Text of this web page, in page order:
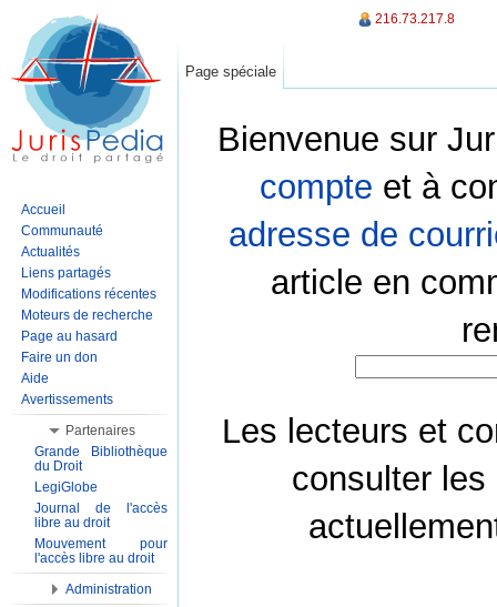
Bienvenue sur
compte et à
adresse de
article en
Les lecteurs et
consulter les
216.73.217.8
Page spéciale
Accueil
Communauté
Actualités
Liens partagés
Modifications récentes
Moteurs de recherche
Page au hasard
Faire un don
Aide
Avertissements
Partenaires
Grande Bibliothèque
du Droit
LegiGlobe
Journal de l'accès
libre au droit
Mouvement pour
l'accès libre au droit
Administration